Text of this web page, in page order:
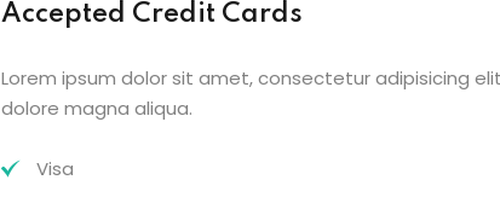
Accepted Credit Cards
Lorem ipsum dolor sit amet, consectetur adipisicing
dolore magna aliqua.
Visa